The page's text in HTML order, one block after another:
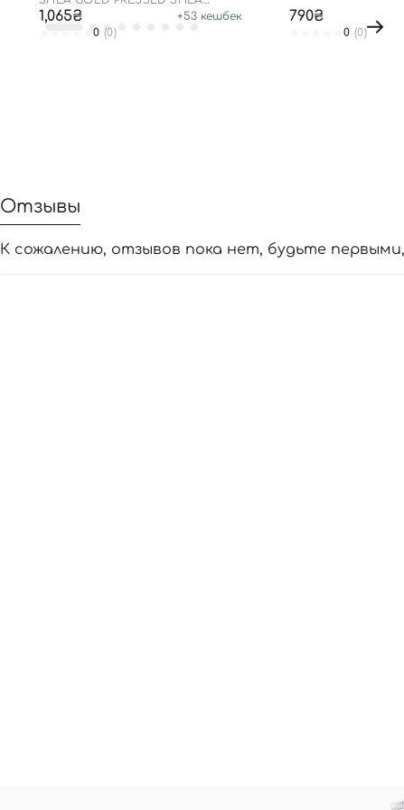
BUTTER LEAVE-IN TREATMENT
1,065₴ +53 кешбек
0 (0)
790₴
0 (0)
Отзывы
К сожалению, отзывов пока нет, будьте